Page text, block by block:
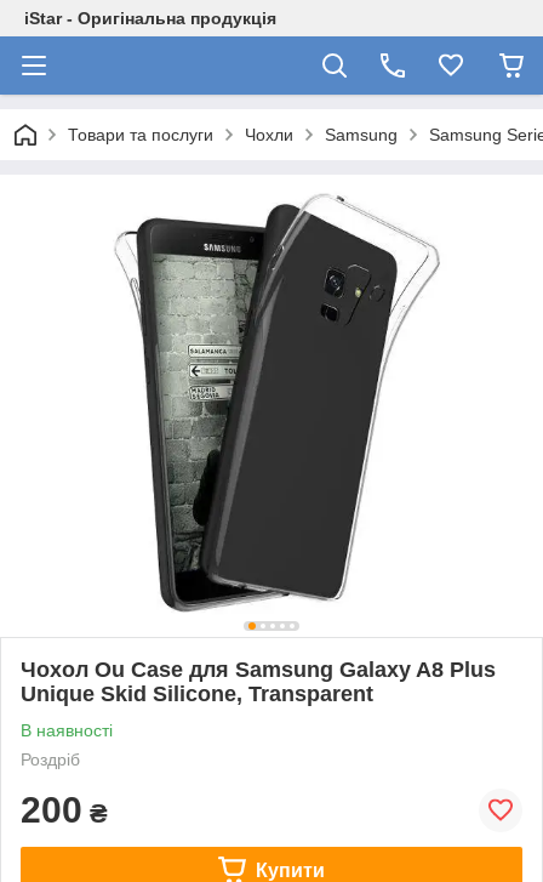
iStar - Оригінальна продукція
Товари та послуги Чохли Samsung Samsung
Чохол Ou Case для Samsung Galaxy A8 Plus
Unique Skid Silicone, Transparent
В наявності
Роздріб
200 ₴
Купити